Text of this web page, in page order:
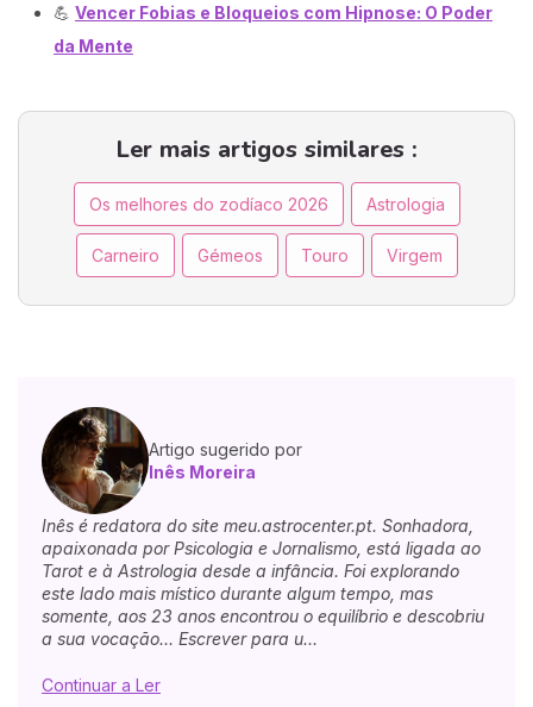
💪 Vencer Fobias e Bloqueios com Hipnose: O Poder
da Mente
Ler mais artigos similares :
Os melhores do zodíaco 2026 Astrologia
Carneiro Gémeos Touro Virgem
Artigo sugerido por
Inês Moreira
Inês é redatora do site meu.astrocenter.pt. Sonhadora,
apaixonada por Psicologia e Jornalismo, está ligada ao
Tarot e à Astrologia desde a infância. Foi explorando
este lado mais místico durante algum tempo, mas
somente, aos 23 anos encontrou o equilíbrio e descobriu
a sua vocação... Escrever para u...
Continuar a Ler